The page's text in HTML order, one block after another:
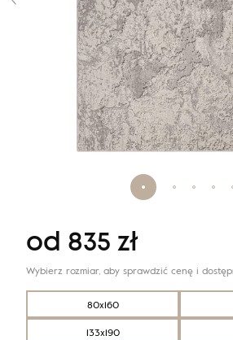
80x160
133x190
od 835 zł
Wybierz rozmiar, aby sprawdzić cenę i